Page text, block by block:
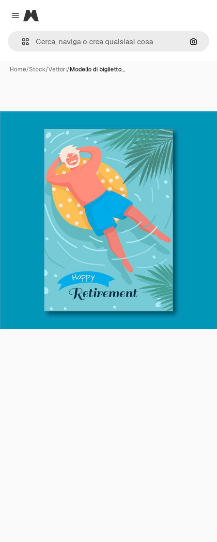
Close menu
Magnific
Cerca
Home/Stock/Vettori/Modello di biglietto…